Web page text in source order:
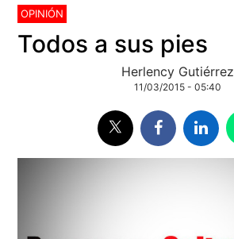
OPINIÓN
Todos a sus pies
Herlency Gutiérrez
11/03/2015 - 05:40